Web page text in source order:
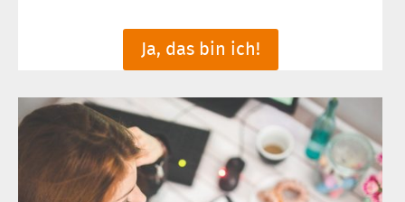
Ja, das bin ich!